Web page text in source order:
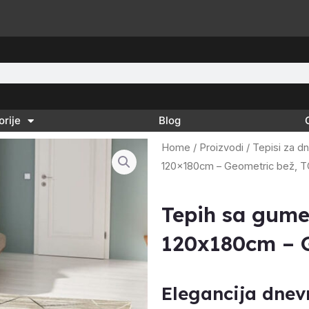
Blog
Home / Proizvodi / Tepisi za
120x180cm – Geometric bež,
Tepih sa
120x180cm –
Elegancija